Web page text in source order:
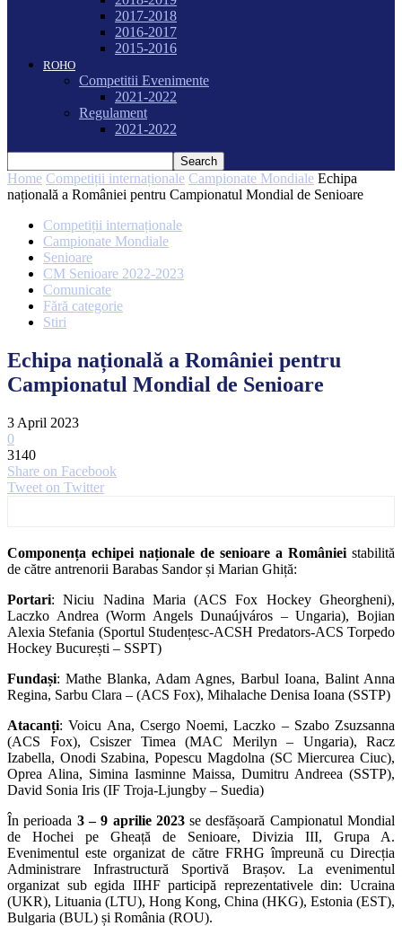
2017-2018
2016-2017
2015-2016
ROHO
Competitii Evenimente
2021-2022
Regulament
2021-2022
Home Competiții internaționale Campionate Mondiale Echipa
națională a României pentru Campionatul Mondial de Senioare
Competiții internaționale
Campionate Mondiale
Senioare
CM Senioare 2022-2023
Comunicate
Fără categorie
Stiri
Echipa națională a României pentru
Campionatul Mondial de Senioare
3 April 2023
0
3140
Share on Facebook
Tweet on Twitter
Componența echipei naționale de senioare a României stabilită
de către antrenorii Barabas Sandor și Marian Ghiță:
Portari: Niciu Nadina Maria (ACS Fox Hockey Gheorgheni),
Laczko Andrea (Worm Angels Dunaújváros – Ungaria), Bojian
Alexia Stefania (Sportul Studențesc-ACSH Predators-ACS Torpedo
Hockey București – SSPT)
Fundași: Mathe Blanka, Adam Agnes, Barbul Ioana, Balint Anna
Regina, Sarbu Clara – (ACS Fox), Mihalache Denisa Ioana (SSTP)
Atacanți: Voicu Ana, Csergo Noemi, Laczko – Szabo Zsuzsanna
(ACS Fox), Csiszer Timea (MAC Merilyn – Ungaria), Racz
Izabella, Onodi Szabina, Popescu Magdolna (SC Miercurea Ciuc),
Oprea Alina, Simina Iasminne Maissa, Dumitru Andreea (SSTP),
David Sonia Iris (IF Troja-Ljungby – Suedia)
În perioada 3 – 9 aprilie 2023se desfășoară Campionatul Mondial
de Hochei pe Gheață de Senioare, Divizia III, Grupa A.
Evenimentul este organizat de către FRHG împreună cu Direcția
Administrare Infrastructură Sportivă Brașov. La evenimentul
organizat sub egida IIHF participă reprezentativele din: Ucraina
(UKR), Lituania (LTU), Hong Kong, China (HKG), Estonia (EST),
Bulgaria (BUL) și România (ROU).